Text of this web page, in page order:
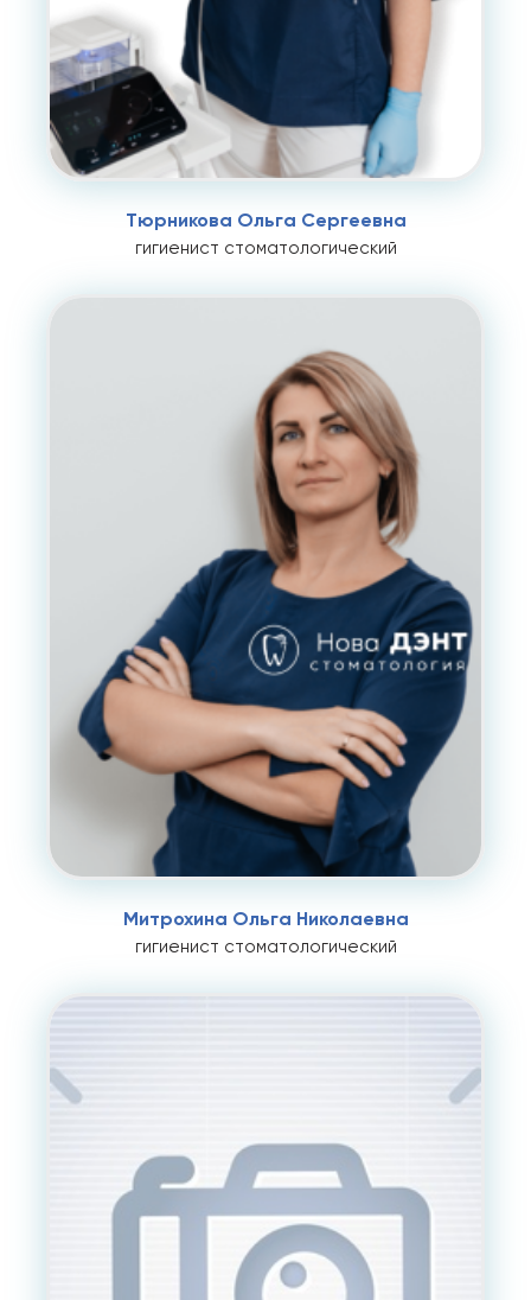
Тюрникова Ольга Сергеевна
гигиенист стоматологический
Митрохина Ольга Николаевна
гигиенист стоматологический